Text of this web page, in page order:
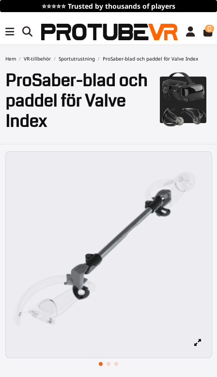
Gratis fraktvid köp över 100€/115$
0
Hem VR-tillbehör Sportutrustning ProSaber-blad och paddel för Valve Index
ProSaber-blad och
paddel för Valve
Index